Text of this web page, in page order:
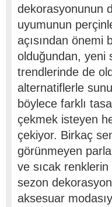
dekorasyonunun
uyumunun
açısından önemi
olduğundan, yeni
trendlerinde de
alternatiflerle
böylece farklı
çekmek isteyen
çekiyor. Birkaç
görünmeyen
ve sıcak
sezon
aksesuar